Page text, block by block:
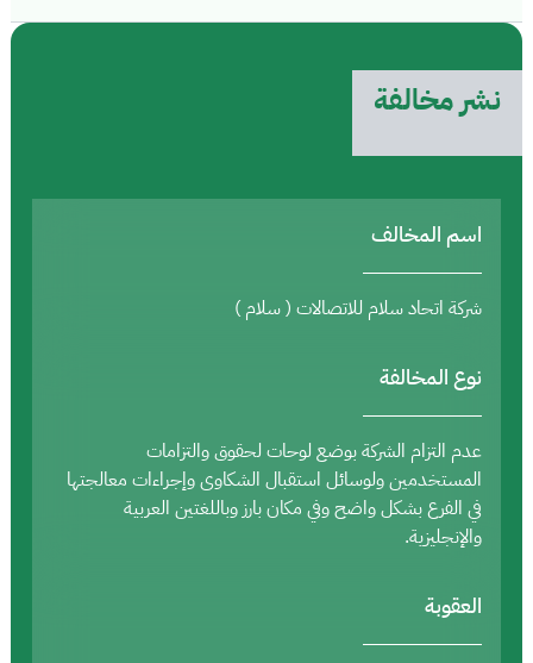
نشر مخالفة
اسم المخالف
شركة اتحاد سلام للاتصالات ( سلام )
نوع المخالفة
عدم التزام الشركة بوضع لوحات لحقوق والتزامات
المستخدمين ولوسائل استقبال الشكاوى وإجراءات معالجتها
في الفرع بشكل واضح وفي مكان بارز وباللغتين العربية
والإنجليزية.
العقوبة